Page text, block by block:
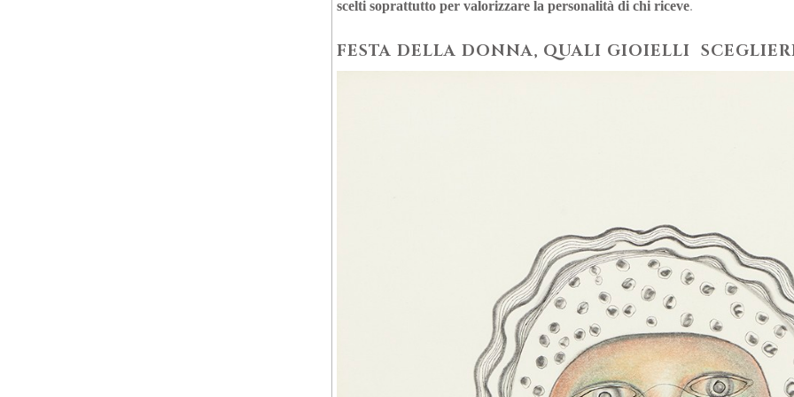
scelti soprattutto per valorizzare la personalità di chi riceve.
FESTA DELLA DONNA, QUALI GIOIELLI